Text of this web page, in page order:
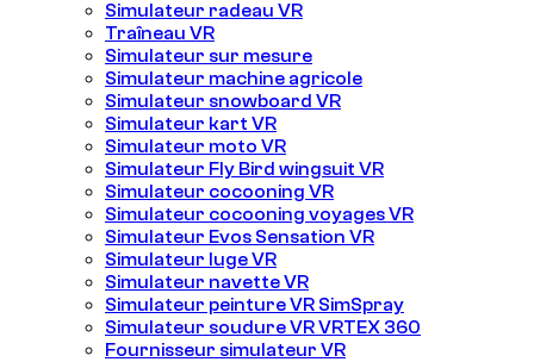
Simulateur radeau VR
Traîneau VR
Simulateur sur mesure
Simulateur machine agricole
Simulateur snowboard VR
Simulateur kart VR
Simulateur moto VR
Simulateur Fly Bird wingsuit VR
Simulateur cocooning VR
Simulateur cocooning voyages VR
Simulateur Evos Sensation VR
Simulateur luge VR
Simulateur navette VR
Simulateur peinture VR SimSpray
Simulateur soudure VR VRTEX 360
Fournisseur simulateur VR